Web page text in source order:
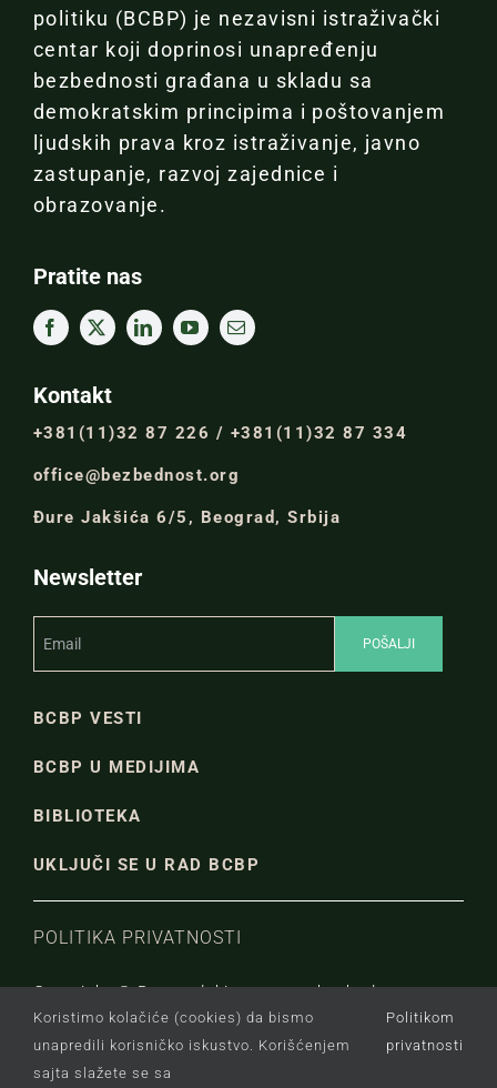
politiku (BCBP) je nezavisni istraživački
centar koji doprinosi unapređenju
bezbednosti građana u skladu sa
demokratskim principima i poštovanjem
ljudskih prava kroz istraživanje, javno
zastupanje, razvoj zajednice i
obrazovanje.
Pratite nas
Kontakt
+381(11)32 87 226 / +381(11)32 87 334
office@bezbednost.org
Đure Jakšića 6/5, Beograd, Srbija
Newsletter
BCBP VESTI
BCBP U MEDIJIMA
BIBLIOTEKA
UKLJUČI SE U RAD BCBP
POLITIKA PRIVATNOSTI
Copyright © Beogradski centar za bezbednosnu
Koristimo kolačiće (cookies) da bismo
unapredili korisničko iskustvo. Korišćenjem
sajta slažete se sa
Politikom
privatnosti